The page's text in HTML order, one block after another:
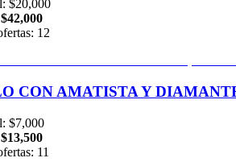
$20,000
$42,000
12
CON AMATISTA Y
$7,000
$13,500
11